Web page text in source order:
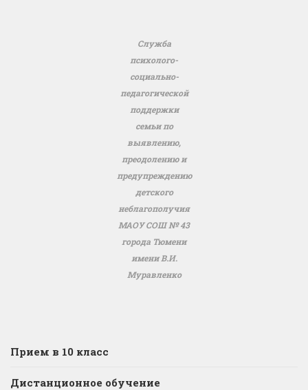
Служба
психолого-
социально-
педагогической
поддержки
семьи по
выявлению,
преодолению и
предупреждению
детского
неблагополучия
МАОУ СОШ № 43
города Тюмени
имени В.И.
Муравленко
Прием в 10 класс
Дистанционное обучение